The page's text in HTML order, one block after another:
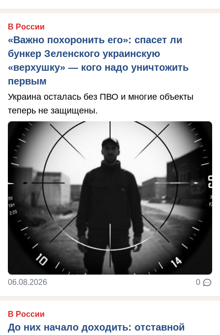
В России
«Важно похоронить его»: спасет ли
бункер Зеленского украинскую
«верхушку» — кого надо уничтожить
первым
Украина осталась без ПВО и многие объекты
теперь не защищены.
06.08.2026 0
В России
До них начало доходить: отставной